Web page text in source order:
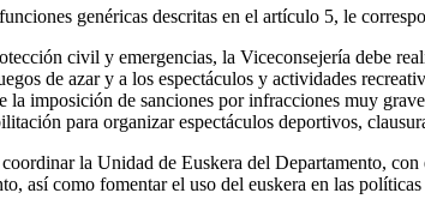
genéricas descritas en el artículo 5, le
civil y emergencias, la Viceconsejería debe
de azar y a los espectáculos y actividades
la imposición de sanciones por infracciones muy
para organizar espectáculos deportivos,
la Unidad de Euskera del Departamento,
así como fomentar el uso del euskera en las